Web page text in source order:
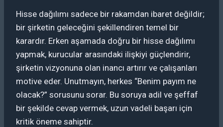
Hisse dağılımı sadece bir rakamdan ibaret değildir;
bir şirketin geleceğini şekillendiren temel bir
karardır. Erken aşamada doğru bir hisse dağılımı
yapmak, kurucular arasındaki ilişkiyi güçlendirir,
şirketin vizyonuna olan inancı artırır ve çalışanları
motive eder. Unutmayın, herkes “Benim payım ne
olacak?” sorusunu sorar. Bu soruya adil ve şeffaf
bir şekilde cevap vermek, uzun vadeli başarı için
kritik öneme sahiptir.